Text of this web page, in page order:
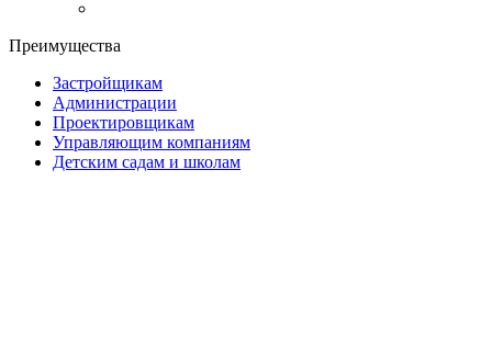
Преимущества
Застройщикам
Администрации
Проектировщикам
Управляющим компаниям
Детским садам и школам